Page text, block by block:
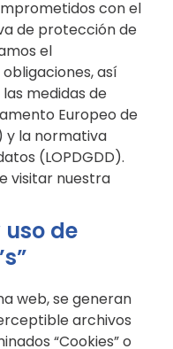
con el
de protección de
el
así
medidas de
Europeo de
y la normativa
(LOPDGDD).
visitar nuestra
de
web, se generan
archivos
“Cookies” o